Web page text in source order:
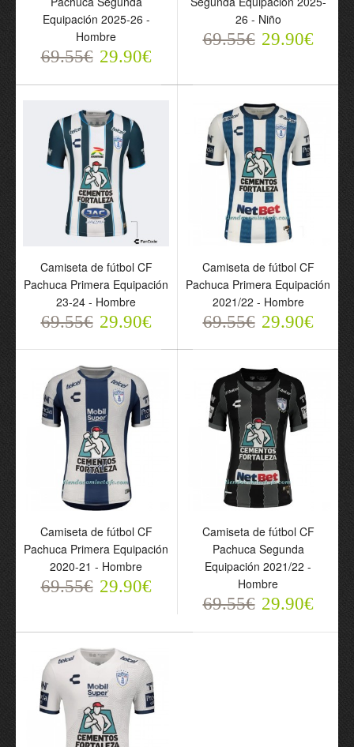
Hombre
69.55€ 29.90€
Conjunto CF Pachuca
2025-26 - Niño
69.55€ 29.90€
Camiseta de fútbol CF
Pachuca Primera
Equipación 23-24 -
Hombre
Camiseta de fútbol CF
Pachuca Primera
Equipación 2021/22 -
Hombre
69.55€ 29.90€
Equipación 2025-26 -
Hombre
69.55€ 29.90€
26 - Niño
69.55€ 29.90€
Camiseta de fútbol CF
Pachuca Primera Equipación
23-24 - Hombre
69.55€ 29.90€
Camiseta de fútbol CF
Pachuca Primera Equipación
2021/22 - Hombre
69.55€ 29.90€
Camiseta de fútbol CF
Pachuca Primera Equipación
2020-21 - Hombre
69.55€ 29.90€
Camiseta de fútbol CF
Pachuca Segunda
Equipación 2021/22 -
Hombre
69.55€ 29.90€